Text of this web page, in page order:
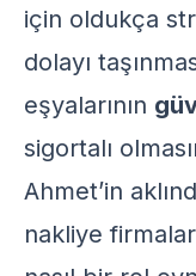
için oldukça
dolayı
eşyalarının
sigortalı
Ahmet’in
nakliye